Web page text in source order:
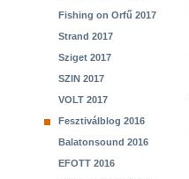
Fishing on Orfű 2017
Strand 2017
Sziget 2017
SZIN 2017
VOLT 2017
Fesztiválblog 2016
Balatonsound 2016
EFOTT 2016